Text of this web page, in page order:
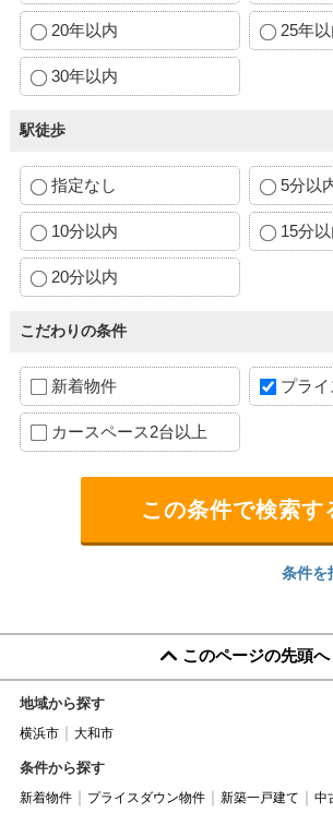
20年以内 25年
30年以内
駅徒歩
指定なし 5分以
10分以内 15分
20分以内
こだわりの条件
新着物件 プラ
カースペース2台以上
条件を
このページの先頭へ
地域から探す
横浜市 大和市
条件から探す
新着物件 プライスダウン物件 新築一戸建て
中